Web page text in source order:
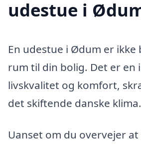
udestue i
En udestue i Ødum er ikke
rum til din bolig. Det er en
livskvalitet og komfort,
det skiftende danske klima.
Uanset om du overvejer